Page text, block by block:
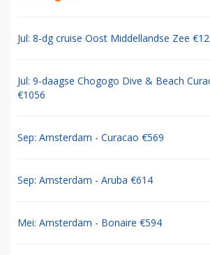
Jul: 8-dg cruise Oost Middellandse Zee
Jul: 9-daagse Chogogo Dive & Beach
€1056
Sep: Amsterdam - Curacao €569
Sep: Amsterdam - Aruba €614
Mei: Amsterdam - Bonaire €594